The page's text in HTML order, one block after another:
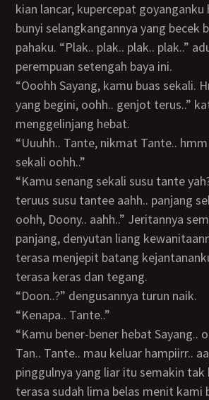
kian lancar, kupercepat
bunyi selangkangannya yang becek
pahaku. “Plak.. plak.. plak.. plak..”
perempuan setengah baya ini.
“Ooohh Sayang, kamu buas sekali. Hmm.. Tante suka
yang begini, oohh.. genjot terus..”
menggelinjang hebat.
“Uuuhh.. Tante, nikmat Tante.. hmm Tante cantik
sekali oohh..”
“Kamu senang sekali susu tante yah? oohh.. sedoot
teruus susu tantee aahh.. panjang
oohh, Doony.. aahh..” Jeritannya
panjang, denyutan liang
terasa menjepit batang
terasa keras dan tegang.
“Doon..?” dengusannya turun naik.
“Kenapa.. Tante..”
“Kamu bener-bener hebat Sayang.. oowww.. uuhh..
Tan.. Tante.. mau keluar hampiirr..
pinggulnya yang liar itu semakin tak
terasa sudah lima belas menit kami